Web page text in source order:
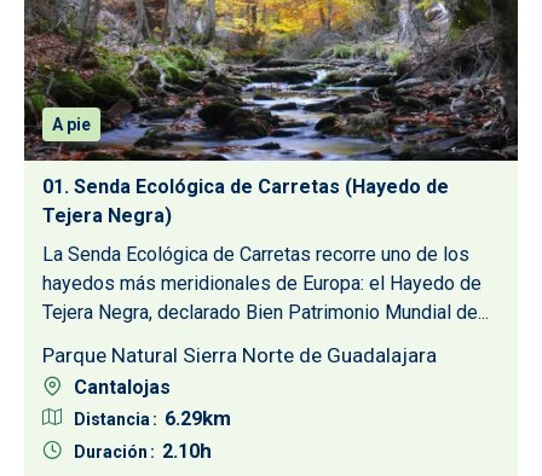
A pie
01. Senda Ecológica de Carretas (Hayedo de
Tejera Negra)
La Senda Ecológica de Carretas recorre uno de los
hayedos más meridionales de Europa: el Hayedo de
Tejera Negra, declarado Bien Patrimonio Mundial de...
Parque Natural Sierra Norte de Guadalajara
Cantalojas
Distancia 6.29
Duración 2.10